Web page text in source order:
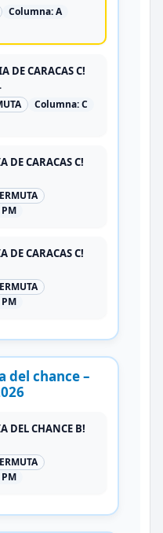
Columna:A
DE CARACAS C!
Columna:C
DE CARACAS C!
DE CARACAS C!
del chance –
DEL CHANCE B!